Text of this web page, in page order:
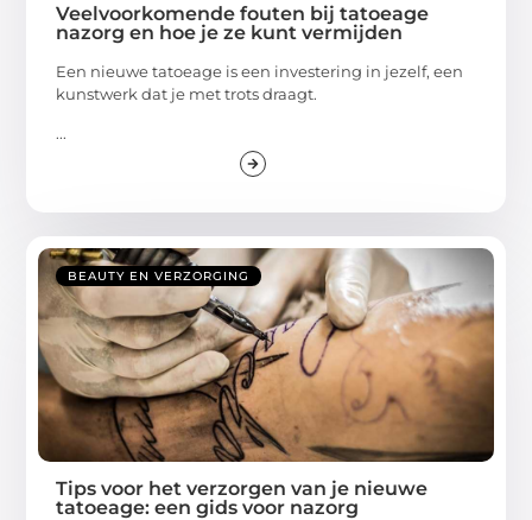
Veelvoorkomende fouten bij tatoeage
nazorg en hoe je ze kunt vermijden
Een nieuwe tatoeage is een investering in jezelf, een
kunstwerk dat je met trots draagt.
...
BEAUTY EN VERZORGING
Tips voor het verzorgen van je nieuwe
tatoeage: een gids voor nazorg